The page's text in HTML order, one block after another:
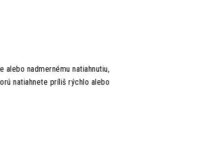
nadmernému natiahnutiu,
natiahnete príliš rýchlo alebo